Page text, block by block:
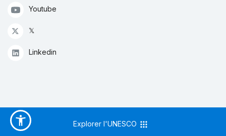
Youtube
𝕏
Linkedin
Explorer l'UNESCO